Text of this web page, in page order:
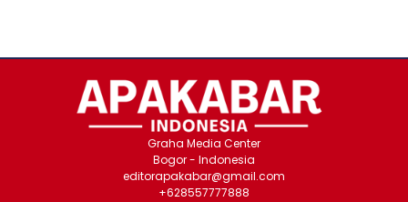
Graha Media Center
Bogor - Indonesia
editorapakabar@gmail.com
+628557777888